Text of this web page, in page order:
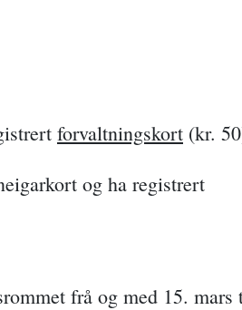
forvaltningskort (kr.
og ha registrert
frå og med 15. mars